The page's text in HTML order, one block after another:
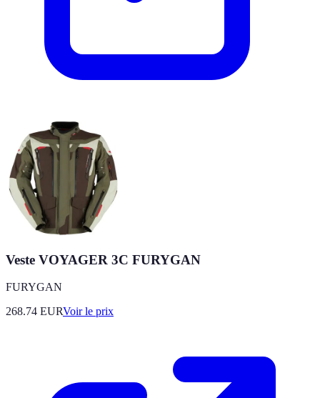
Veste VOYAGER 3C FURYGAN
FURYGAN
268.74 EURVoir le prix